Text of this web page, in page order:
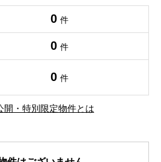
0 件
0 件
0 件
開・特別限定物件とは